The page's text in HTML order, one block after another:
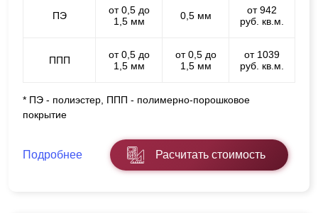
ПЭ
от 0,5 до
1,5 мм
0,5 мм
от 942
руб. кв.м.
ППП
от 0,5 до
1,5 мм
от 0,5 до
1,5 мм
от 1039
руб. кв.м.
* ПЭ - полиэстер, ППП - полимерно-порошковое
покрытие
Подробнее Расчитать стоимость